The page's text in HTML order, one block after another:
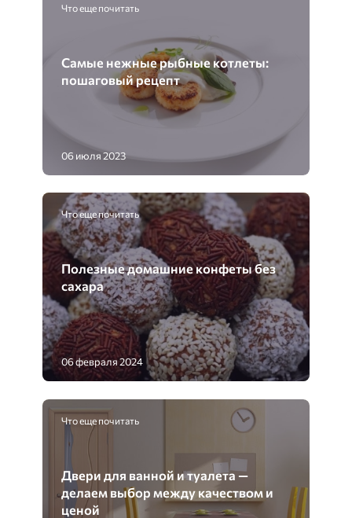
Что еще почитать
Самые нежные рыбные котлеты:
пошаговый рецепт
06 июля 2023
Что еще почитать
Полезные домашние конфеты без
сахара
06 февраля 2024
Что еще почитать
Двери для ванной и туалета —
делаем выбор между качеством и
ценой